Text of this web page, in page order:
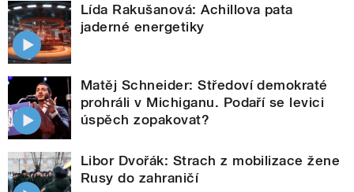
Lída Rakušanová: Achillova pata
jaderné energetiky
Matěj Schneider: Středoví demokraté
prohráli v Michiganu. Podaří se levici
úspěch zopakovat?
Libor Dvořák: Strach z mobilizace žene
Rusy do zahraničí